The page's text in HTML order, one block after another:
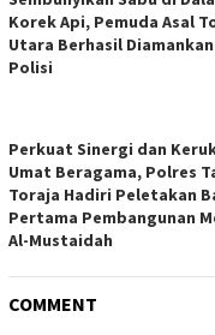
Korek Api, Pemuda Asal
Utara Berhasil Diamankan
Polisi
Perkuat Sinergi dan
Umat Beragama, Polres
Toraja Hadiri Peletakan
Pertama Pembangunan
Al-Mustaidah
COMMENT